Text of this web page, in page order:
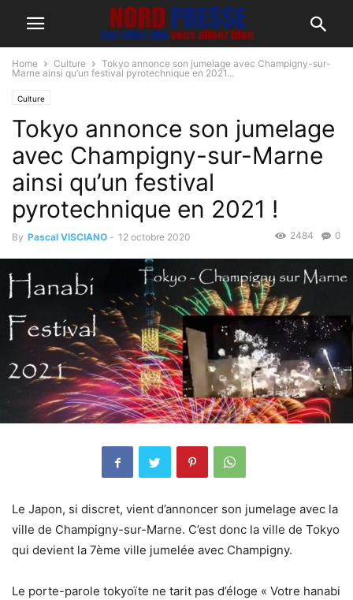
Home Culture
Tokyo annonce son jumelage avec Champigny-sur-
Marne ainsi qu’un festival pyrotechnique en 2021...
Culture
Tokyo annonce son jumelage
avec Champigny-sur-Marne
ainsi qu’un festival
pyrotechnique en 2021 !
By Pascal VISCIANO - 12 octobre 2020 0
2484
Le Japon, si discret, vient d’annoncer son jumelage avec la
ville de Champigny-sur-Marne. C’est donc la ville de Tokyo
qui devient la 7ème ville jumelée avec Champigny.
Le porte-parole tokyoïte ne tarit pas d’éloge « Votre hanabi